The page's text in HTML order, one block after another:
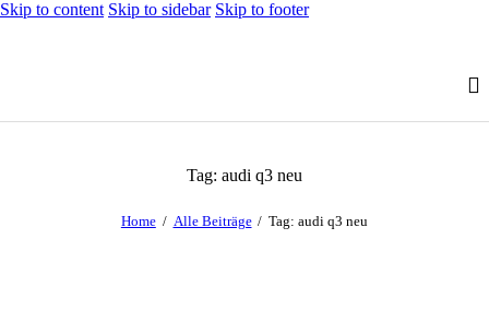
Skip to content Skip to sidebar Skip to footer
Tag: audi q3 neu
Home Alle Beiträge Tag: audi q3 neu